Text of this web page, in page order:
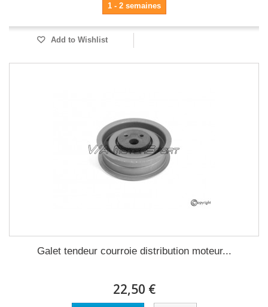
1 - 2 semaines
Add to Wishlist
Galet tendeur courroie distribution moteur...
22,50 €